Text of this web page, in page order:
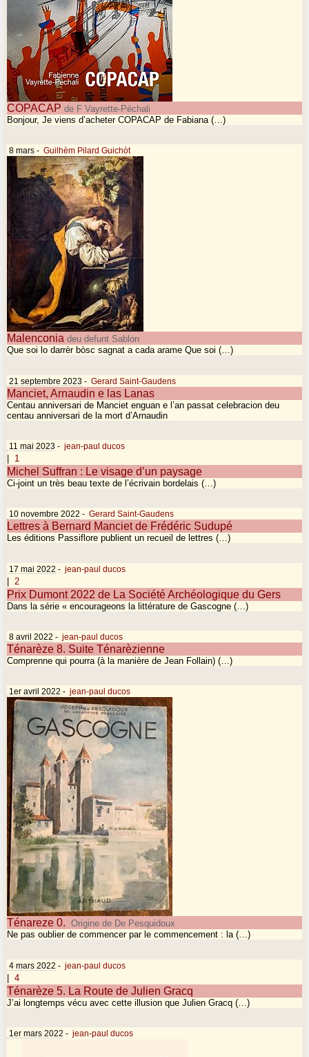
COPACAP de F Vayrette-Péchali
Bonjour, Je viens d’acheter COPACAP de Fabiana (…)
8 mars - Guilhèm Pilard Guichòt
Malenconia deu defunt Sablon
Que soi lo darrèr bòsc sagnat a cada arame Que soi (…)
21 septembre 2023 - Gerard Saint-Gaudens
Manciet, Arnaudin e las Lanas
Centau anniversari de Manciet enguan e l’an passat celebracion deu
centau anniversari de la mort d’Arnaudin
11 mai 2023 - jean-paul ducos
1
Michel Suffran : Le visage d’un paysage
Ci-joint un très beau texte de l’écrivain bordelais (…)
10 novembre 2022 - Gerard Saint-Gaudens
Lettres à Bernard Manciet de Frédéric Sudupé
Les éditions Passiflore publient un recueil de lettres (…)
17 mai 2022 - jean-paul ducos
| 2
Prix Dumont 2022 de La Société Archéologique du Gers
Dans la série « encourageons la littérature de Gascogne (…)
8 avril 2022 - jean-paul ducos
Ténarèze 8. Suite Ténarèzienne
Comprenne qui pourra (à la manière de Jean Follain) (…)
1er avril 2022 - jean-paul ducos
Ténareze 0. Origine de De Pesquidoux
Ne pas oublier de commencer par le commencement : la (…)
4 mars 2022 - jean-paul ducos
| 4
Ténarèze 5. La Route de Julien Gracq
J’ai longtemps vécu avec cette illusion que Julien Gracq (…)
1er mars 2022 - jean-paul ducos